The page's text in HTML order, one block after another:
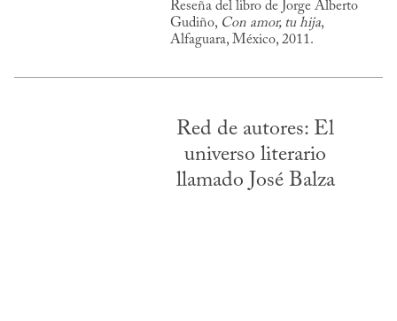
Reseña del libro de Jorge Alberto
Gudiño, Con amor, tu hija,
Alfaguara, México, 2011.
Red de autores: El
universo literario
llamado José Balza